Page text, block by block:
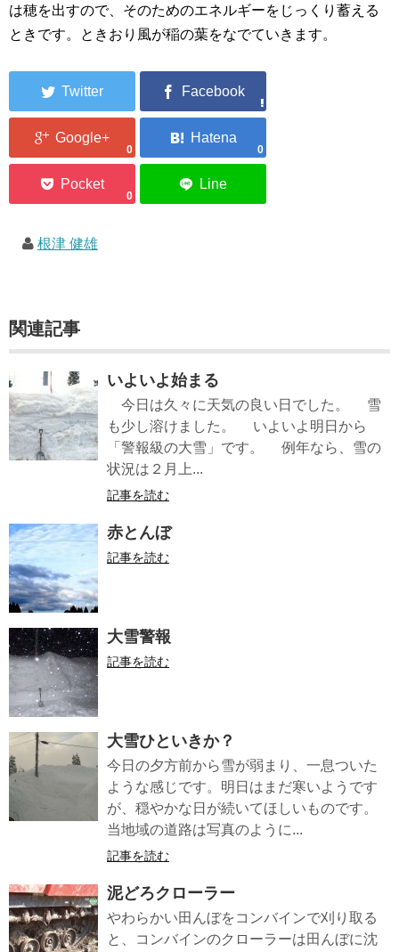
は穂を出すので、そのためのエネルギーをじっくり蓄える
ときです。ときおり風が稲の葉をなでていきます。
0 0
0
根津 健雄
関連記事
いよいよ始まる
今日は久々に天気の良い日でした。 雪
も少し溶けました。 いよいよ明日から
「警報級の大雪」です。 例年なら、雪の
状況は２月上...
記事を読む
赤とんぼ
記事を読む
大雪警報
記事を読む
大雪ひといきか？
今日の夕方前から雪が弱まり、一息ついた
ような感じです。明日はまだ寒いようです
が、穏やかな日が続いてほしいものです。
当地域の道路は写真のように...
記事を読む
泥どろクローラー
やわらかい田んぼをコンバインで刈り取る
と、コンバインのクローラーは田んぼに沈